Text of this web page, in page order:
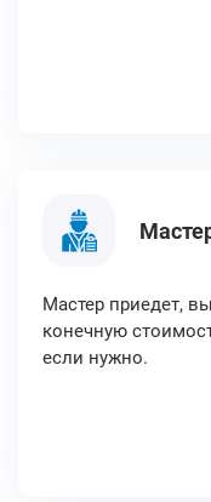
Мастер приедет,
конечную
если нужно.